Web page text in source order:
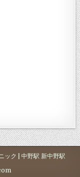
ク | 中野駅 新中野駅